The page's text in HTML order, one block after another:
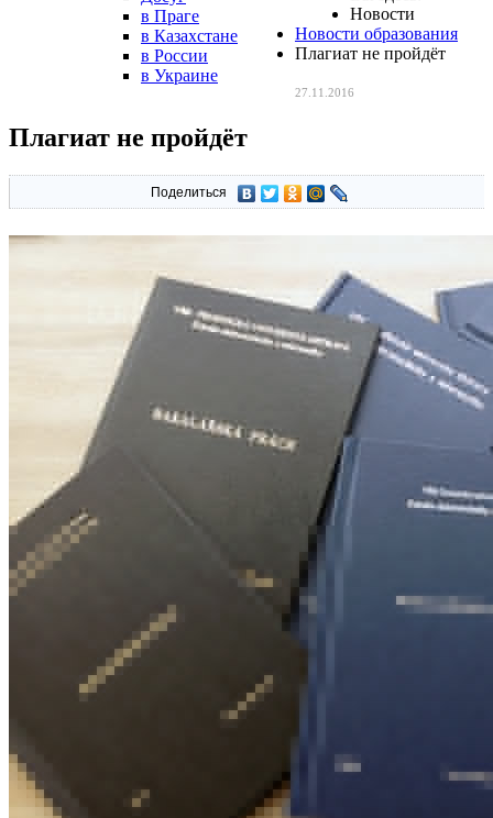
в Праге
в Казахстане
в России
в Украине
Новости
Новости образования
Плагиат не пройдёт
27.11.2016
Плагиат не пройдёт
Поделиться